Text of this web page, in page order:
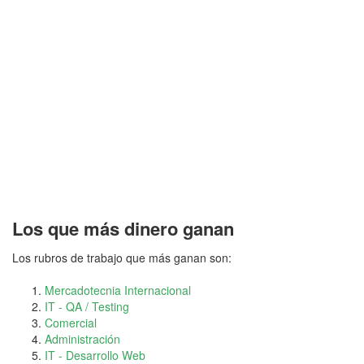
Los que más dinero ganan
Los rubros de trabajo que más ganan son:
Mercadotecnia Internacional
IT - QA / Testing
Comercial
Administración
IT - Desarrollo Web